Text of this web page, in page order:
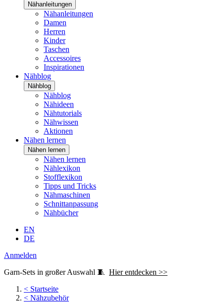
Nähanleitungen
Nähanleitungen
Damen
Herren
Kinder
Taschen
Accessoires
Inspirationen
Nähblog
Nähblog
Nähblog
Nähideen
Nähtutorials
Nähwissen
Aktionen
Nähen lernen
Nähen lernen
Nähen lernen
Nählexikon
Stofflexikon
Tipps und Tricks
Nähmaschinen
Schnittanpassung
Nähbücher
EN
DE
Anmelden
Garn-Sets in großer Auswahl 🧵 Hier entdecken >>
< Startseite
< Nähzubehör